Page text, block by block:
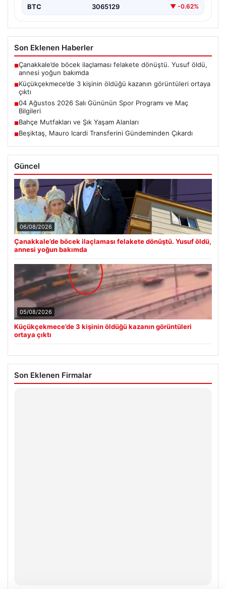
BTC 3065129 ▼ -0.62%
Son Eklenen Haberler
■Çanakkale’de böcek ilaçlaması felakete dönüştü. Yusuf öldü,
annesi yoğun bakımda
■Küçükçekmece’de 3 kişinin öldüğü kazanın görüntüleri ortaya
çıktı
■04 Ağustos 2026 Salı Gününün Spor Programı ve Maç
Bilgileri
■Bahçe Mutfakları ve Şık Yaşam Alanları
■Beşiktaş, Mauro Icardi Transferini Gündeminden Çıkardı
Güncel
06/08/2026
Çanakkale’de böcek ilaçlaması felakete dönüştü. Yusuf öldü,
annesi yoğun bakımda
05/08/2026
Küçükçekmece’de 3 kişinin öldüğü kazanın görüntüleri
ortaya çıktı
Son Eklenen Firmalar